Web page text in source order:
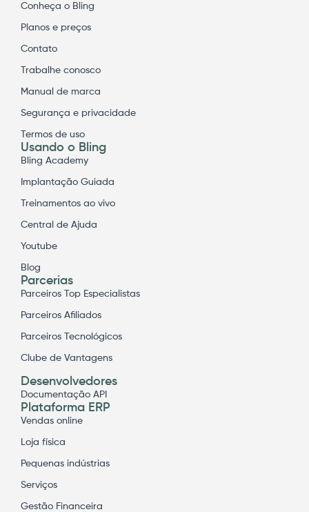
Conheça o Bling
Planos e preços
Contato
Trabalhe conosco
Manual de marca
Segurança e privacidade
Termos de uso
Usando o Bling
Bling Academy
Implantação Guiada
Treinamentos ao vivo
Central de Ajuda
Youtube
Blog
Parcerias
Parceiros Top Especialistas
Parceiros Afiliados
Parceiros Tecnológicos
Clube de Vantagens
Desenvolvedores
Documentação API
Plataforma ERP
Vendas online
Loja física
Pequenas indústrias
Serviços
Gestão Financeira